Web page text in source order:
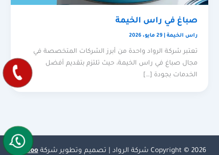
صباغ في راس الخيمة
راس الخيمة |29 مايو، 2026
تعتبر شركة الرواد واحدة من أبرز الشركات المتخصصة في
مجال صباغ في راس الخيمة، حيث تلتزم بتقديم أفضل
الخدمات بجودة […]
Copyright © 2026 شركة الرواد | تصميم وتطوير شركة Olymoo